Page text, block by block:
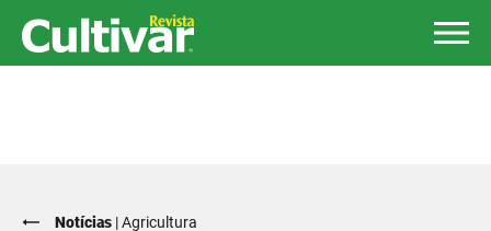
Notícias |Agricultura